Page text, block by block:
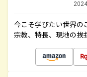
今こそ学びたい世界の
宗教、特長、現地の挨